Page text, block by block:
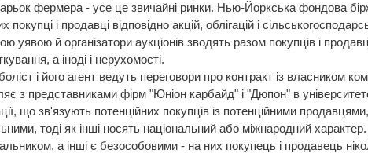
фермера - усе це звичайні ринки. Нью-Йоркська фондова
покупці і продавці відповідно акцій, облігацій і
уявою й організатори аукціонів зводять разом покупців і
а іноді і нерухомості.
і його агент ведуть переговори про контракт із власником
з представниками фірм "Юніон карбайд" і "Дюпон" в
що зв'язують потенційних покупців із потенційними
тоді як інші носять національний або міжнародний
а інші є безособовими - на них покупець і продавець